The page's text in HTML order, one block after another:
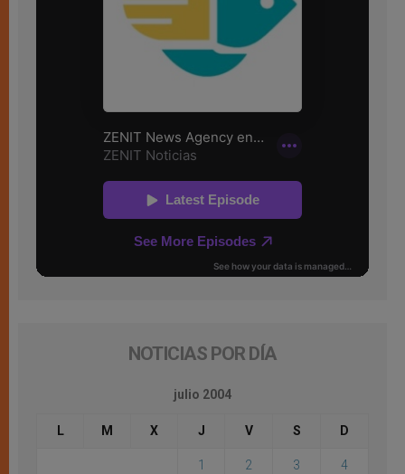
NOTICIAS POR DÍA
julio 2004
L M X J V S D
1 2 3 4